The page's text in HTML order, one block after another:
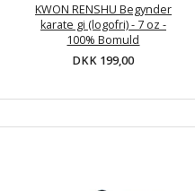
KWON RENSHU Begynder
karate gi (logofri) - 7 oz -
100% Bomuld
DKK 199,00